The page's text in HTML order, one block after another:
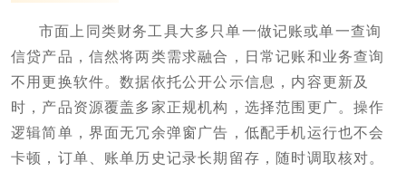
市面上同类财务工具大多只单一做记账或单一查询
信贷产品，信然将两类需求融合，日常记账和业务查询
不用更换软件。数据依托公开公示信息，内容更新及
时，产品资源覆盖多家正规机构，选择范围更广。操作
逻辑简单，界面无冗余弹窗广告，低配手机运行也不会
卡顿，订单、账单历史记录长期留存，随时调取核对。